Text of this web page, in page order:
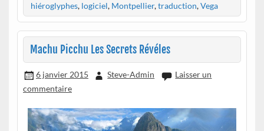
hiéroglyphes, logiciel, Montpellier,traduction,Vega
Machu Picchu Les Secrets Révéles
6 janvier 2015 Steve-Admin
Laisser un
commentaire